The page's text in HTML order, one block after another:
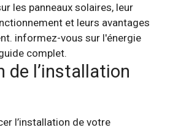
de l’installation
l’installation de votre